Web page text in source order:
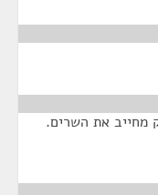
מחייב את השרים.